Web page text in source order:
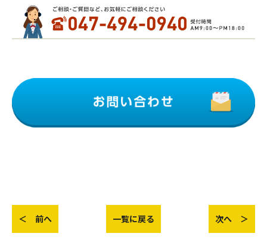
＜ 前へ 一覧に戻る 次へ ＞